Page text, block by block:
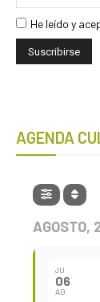
He leído y
AGENDA
AGOSTO,
JU
06
AG